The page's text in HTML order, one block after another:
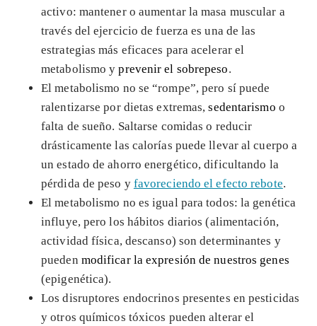
activo: mantener o aumentar la masa muscular a
través del ejercicio de fuerza es una de las
estrategias más eficaces para acelerar el
metabolismo yprevenir el sobrepeso.
El metabolismo no se “rompe”, pero sí puede
ralentizarse por dietas extremas,sedentarismo o
falta de sueño. Saltarse comidas o reducir
drásticamente las calorías puede llevar al cuerpo a
un estado de ahorro energético, dificultando la
pérdida de peso y favoreciendo el efecto rebote.
El metabolismo no es igual para todos: la genética
influye, pero los hábitos diarios (alimentación,
actividad física, descanso) son determinantes y
pueden modificar la expresión de nuestros genes
(epigenética).
Los disruptores endocrinos presentes en pesticidas
y otros químicos tóxicos pueden alterar el